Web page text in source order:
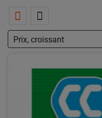
Prix, croissant